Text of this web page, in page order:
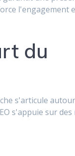
l'engagement
du
s'articule
s'appuie sur des